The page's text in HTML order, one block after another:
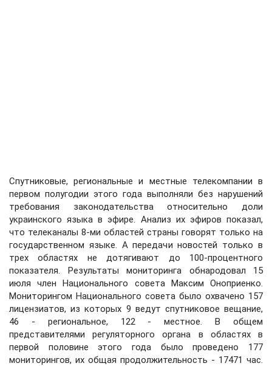
Спутниковые, региональные и местные телекомпании в
первом полугодии этого года выполняли без нарушений
требования законодательства относительно доли
украинского языка в эфире. Анализ их эфиров показал,
что телеканалы 8-ми областей страны говорят только на
государственном языке. А передачи новостей только в
трех областях не дотягивают до 100-процентного
показателя. Результаты мониторинга обнародовал 15
июля член Национального совета Максим Оноприенко.
Мониторингом Национального совета было охвачено 157
лицензиатов, из которых 9 ведут спутниковое вещание,
46 - региональное, 122 - местное. В общем
представителями регуляторного органа в областях в
первой половине этого года было проведено 177
мониторингов, их общая продолжительность - 17471 час.